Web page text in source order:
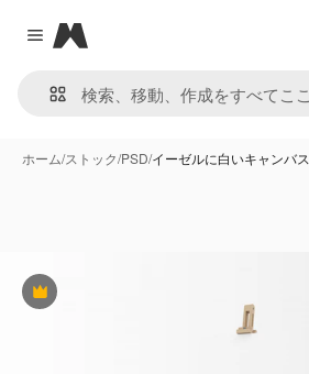
Close menu
Magnific
ホーム/ストック/PSD/イーゼルに白いキャンバス
Premium